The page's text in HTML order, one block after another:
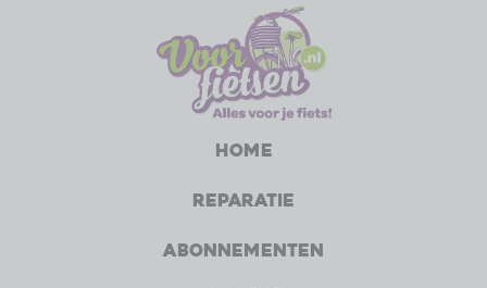
Home
Reparatie
Abonnementen